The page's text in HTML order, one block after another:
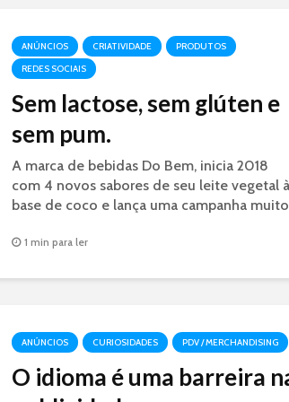
ANÚNCIOS CRIATIVIDADE
PRODUTOS
REDES SOCIAIS
Sem lactose, sem glúten e
sem pum.
A marca de bebidas Do Bem, inicia 2018
com 4 novos sabores de seu leite vegetal à
base de coco e lança uma campanha muito
1 min para ler
ANÚNCIOS CURIOSIDADES PDV / MERCHANDISING
O idioma é uma barreira